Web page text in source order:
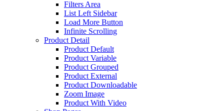
Filters Area
List Left Sidebar
Load More Button
Infinite Scrolling
Product Detail
Product Default
Product Variable
Product Grouped
Product External
Product Downloadable
Zoom Image
Product With Video